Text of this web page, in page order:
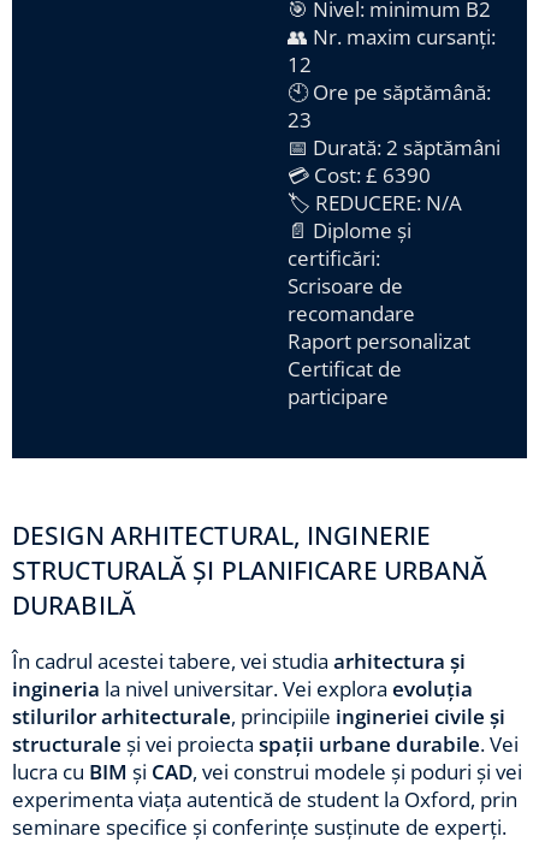
🎯 Nivel: minimum B2
👥 Nr. maxim cursanți:
12
🕙 Ore pe săptămână:
23
📅 Durată: 2 săptămâni
💳 Cost: £ 6390
🏷️ REDUCERE: N/A
📄 Diplome și
certificări:
Scrisoare de
recomandare
Raport personalizat
Certificat de
participare
DESIGN ARHITECTURAL, INGINERIE
STRUCTURALĂ ȘI PLANIFICARE URBANĂ
DURABILĂ
În cadrul acestei tabere, vei studia arhitectura și
ingineria la nivel universitar. Vei explora evoluția
stilurilor arhitecturale, principiile ingineriei civile și
structurale și vei proiecta spații urbane durabile. Vei
lucra cu BIM și CAD, vei construi modele și poduri și vei
experimenta viața autentică de student la Oxford, prin
seminare specifice și conferințe susținute de experți.